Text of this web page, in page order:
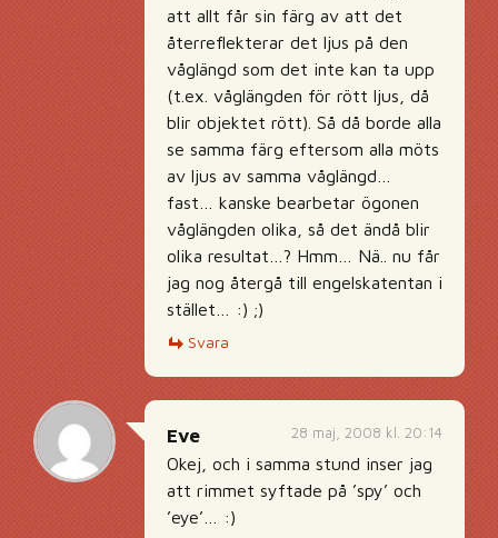
att allt får sin färg av att det
återreflekterar det ljus på den
våglängd som det inte kan ta upp
(t.ex. våglängden för rött ljus, då
blir objektet rött). Så då borde alla
se samma färg eftersom alla möts
av ljus av samma våglängd…
fast… kanske bearbetar ögonen
våglängden olika, så det ändå blir
olika resultat…? Hmm… Nä.. nu får
jag nog återgå till engelskatentan i
stället… :) ;)
Svara
28 maj, 2008 kl. 20:14
Eve
Okej, och i samma stund inser jag
att rimmet syftade på ’spy’ och
’eye’… :)